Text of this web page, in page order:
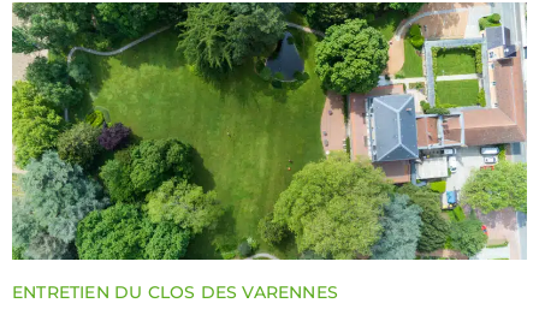
ENTRETIEN DU CLOS DES VARENNES